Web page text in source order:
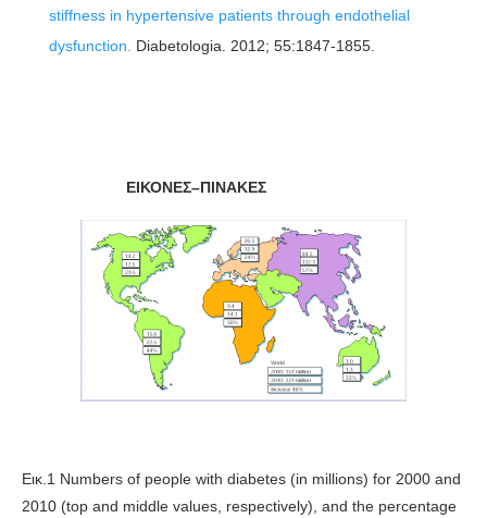
stiffness in hypertensive patients through endothelial
dysfunction.
Diabetologia. 2012; 55:1847-1855.
ΕΙΚΟΝΕΣ–ΠΙΝΑΚΕΣ
Εικ.1 Numbers of people with diabetes (in millions) for 2000 and
2010 (top and middle values, respectively), and the percentage